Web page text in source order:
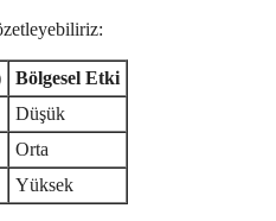
Bölgesel Etki
Düşük
Orta
Yüksek